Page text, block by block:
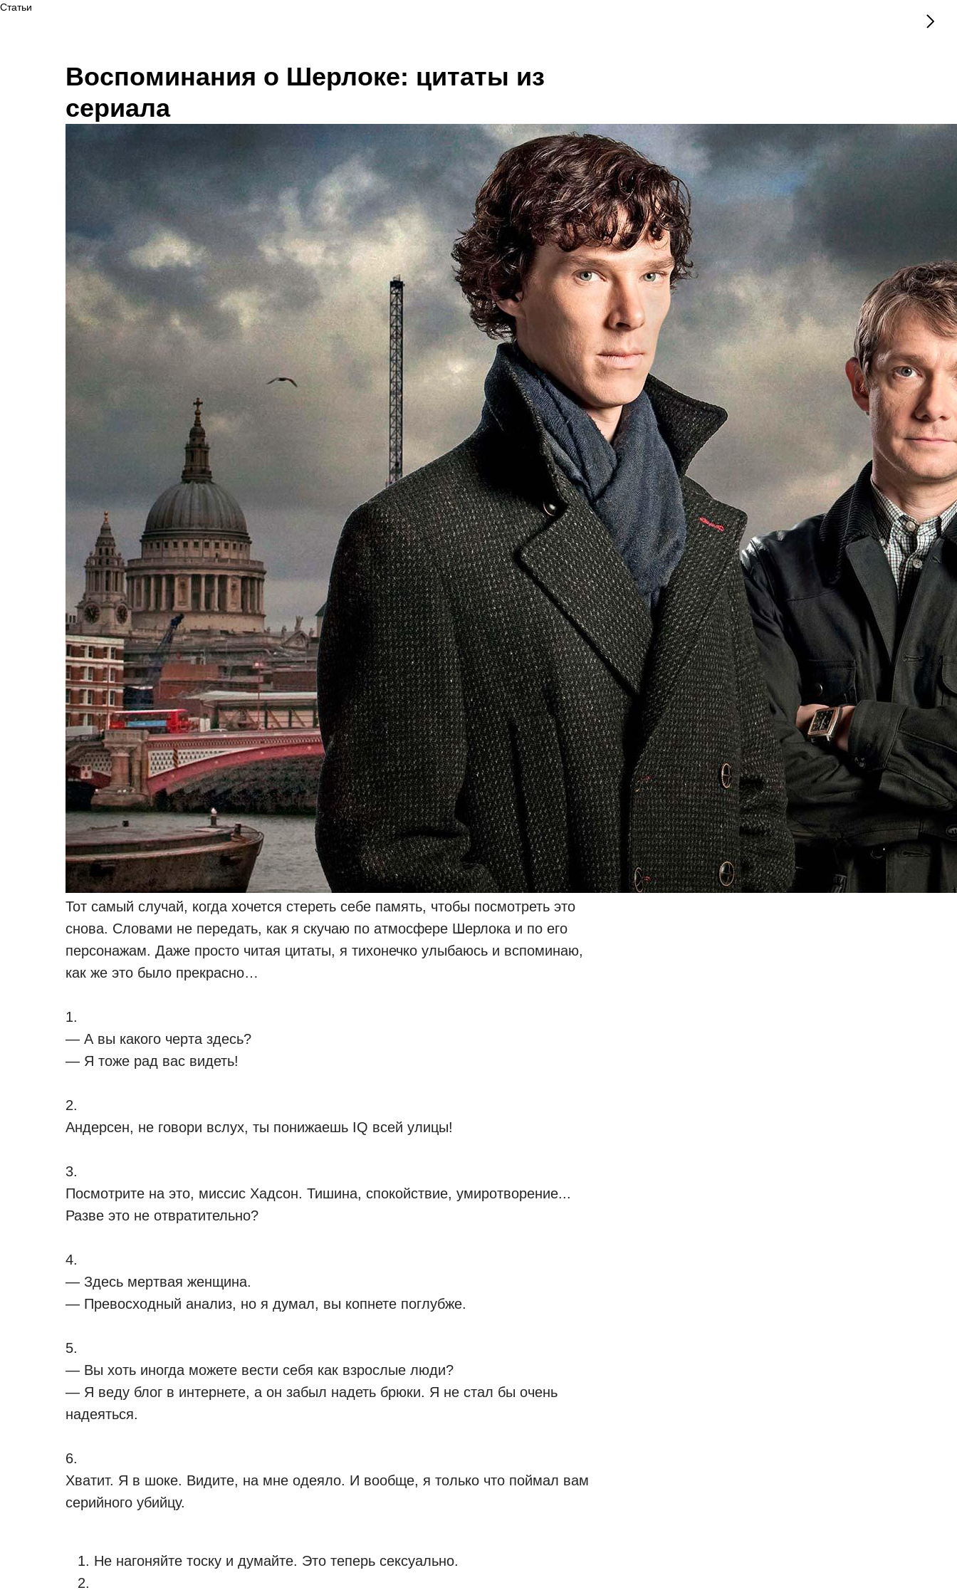
Статьи
Воспоминания о Шерлоке: цитаты из
сериала
Тот самый случай, когда хочется стереть себе память, чтобы посмотреть это
снова. Словами не передать, как я скучаю по атмосфере Шерлока и по его
персонажам. Даже просто читая цитаты, я тихонечко улыбаюсь и вспоминаю,
как же это было прекрасно…
1.
— А вы какого черта здесь?
— Я тоже рад вас видеть!
2.
Андерсен, не говори вслух, ты понижаешь IQ всей улицы!
3.
Посмотрите на это, миссис Хадсон. Тишина, спокойствие, умиротворение...
Разве это не отвратительно?
4.
— Здесь мертвая женщина.
— Превосходный анализ, но я думал, вы копнете поглубже.
5.
— Вы хоть иногда можете вести себя как взрослые люди?
— Я веду блог в интернете, а он забыл надеть брюки. Я не стал бы очень
надеяться.
6.
Хватит. Я в шоке. Видите, на мне одеяло. И вообще, я только что поймал вам
серийного убийцу.
Не нагоняйте тоску и думайте. Это теперь сексуально.